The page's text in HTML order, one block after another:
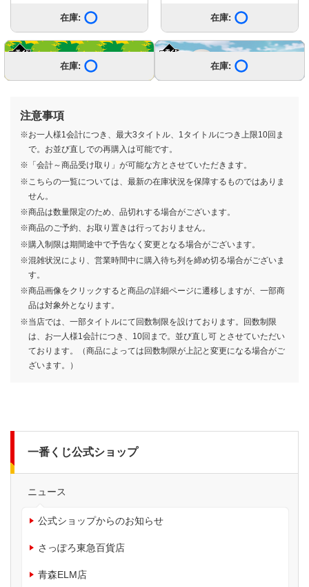
在庫: 在庫:
ラックタイガー ～みんなでパー
ティ～
1回 750円 (税込)
在庫:
STEEL BALL RUN
1回 850 円(税込)
在庫:
決!レッドリボン軍
1回850円(税込)
在庫:
1回 790
在庫:
Imagination
1回790円(税込)
在庫:
WELCOME MAHO堂～
1回 750 円(税込)
在庫:
GQuuuuuuX（ジークアクス）
vol.4
1回 900円 (税込)
在庫:
ょなる・たいむ！
1回 750 円(税込)
在庫:
ルルットリリィ＆魔法の天使クリ
ィミーマミ
1回 590円 (税込)
在庫:
会編 vol.3
1回 850 円(税込)
在庫:
束～
1回900円(税込)
在庫:
長者への道！
1回 750 円(税込)
在庫:
GQuuuuuuX（ジークアクス）
vol.3
1回 800円 (税込)
在庫:
1回 700
在庫:
グヘッド〜きみへの想い〜
1回790円(税込)
在庫:
ォッチ』
1回 750 円(税込)
在庫:
1回700円(税込)
在庫:
1回 750
在庫:
第2弾
1回790円(税込)
在庫:
ROWDY SHOGUN-
1回 780 円(税込)
在庫:
1回700円(税込)
在庫:
△SEASON3』
1回 780 円(税込)
在庫:
注意事項
※お一人様1会計につき、最大3タイトル、1タイトルにつき上限10回ま
で。お並び直しでの再購入は可能です。
※「会計～商品受け取り」が可能な方とさせていただきます。
※こちらの一覧については、最新の在庫状況を保障するものではありま
せん。
※商品は数量限定のため、品切れする場合がございます。
※商品のご予約、お取り置きは行っておりません。
※購入制限は期間途中で予告なく変更となる場合がございます。
※混雑状況により、営業時間中に購入待ち列を締め切る場合がございま
す。
※商品画像をクリックすると商品の詳細ページに遷移しますが、一部商
品は対象外となります。
※当店では、一部タイトルにて回数制限を設けております。回数制限
は、お一人様1会計につき、10回まで。並び直し可 とさせていただい
ております。（商品によっては回数制限が上記と変更になる場合がご
ざいます。）
一番くじ公式ショップ
ニュース
公式ショップからのお知らせ
さっぽろ東急百貨店
青森ELM店